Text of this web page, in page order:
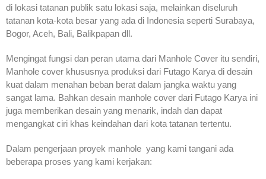
di lokasi tatanan publik satu lokasi saja, melainkan diseluruh
tatanan kota-kota besar yang ada di Indonesia seperti Surabaya,
Bogor, Aceh, Bali, Balikpapan dll.
Mengingat fungsi dan peran utama dari Manhole Cover itu sendiri,
Manhole cover khususnya produksi dari Futago Karya di desain
kuat dalam menahan beban berat dalam jangka waktu yang
sangat lama. Bahkan desain manhole cover dari Futago Karya ini
juga memberikan desain yang menarik, indah dan dapat
mengangkat ciri khas keindahan dari kota tatanan tertentu.
Dalam pengerjaan proyek manhole yang kami tangani ada
beberapa proses yang kami kerjakan: